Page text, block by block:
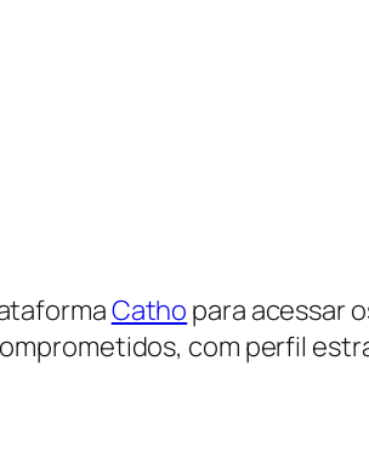
Catho para acessar
com perfil